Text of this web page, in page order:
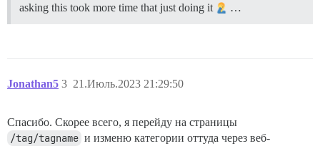
asking this took more time that just doing it
…
Jonathan5 21.Июль.2023 21:29:50
3
Спасибо. Скорее всего, я перейду на страницы
/tag/tagname и изменю категории оттуда через веб-